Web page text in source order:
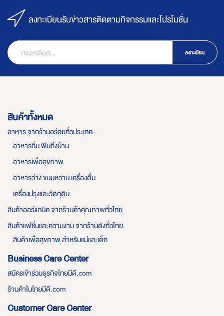
ลงทะเบียนรับข่าวสารติดตามกิจกรรมและโปรโมชั่น
ลงทะเบียน
สินค้าทั้งหมด
อาหาร จากร้านอร่อยทั่วประเทศ
อาหารถิ่น ฟินถึงบ้าน
อาหารเพื่อสุขภาพ
อาหารว่าง ขนมหวาน เครื่องดื่ม
เครื่องปรุงและวัตถุดิบ
สินค้าออร์แกนิค จากร้านค้าคุณภาพทั่วไทย
สินค้าแฟชั่นและความงาม จากร้านดังทั่วไทย
สินค้าเพื่อสุขภาพ สำหรับแม่และเด็ก
Business Care Center
สมัครเข้าร่วมธุรกิจไทยมีดี.com
ร้านค้าในไทยมีดี.com
Customer Care Center